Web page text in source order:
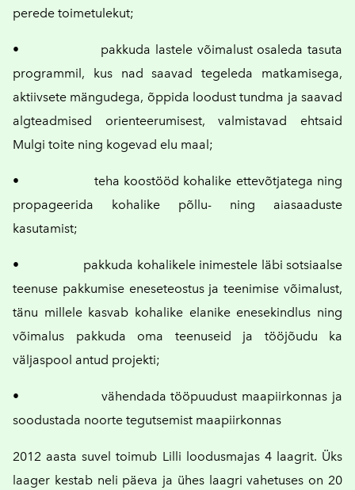
perede toimetulekut;
• pakkuda lastele võimalust osaleda tasuta
programmil, kus nad saavad tegeleda matkamisega,
aktiivsete mängudega, õppida loodust tundma ja saavad
algteadmised orienteerumisest, valmistavad ehtsaid
Mulgi toite ning kogevad elu maal;
• teha koostööd kohalike ettevõtjatega ning
propageerida kohalike põllu- ning aiasaaduste
kasutamist;
• pakkuda kohalikele inimestele läbi sotsiaalse
teenuse pakkumise eneseteostus ja teenimise võimalust,
tänu millele kasvab kohalike elanike enesekindlus ning
võimalus pakkuda oma teenuseid ja tööjõudu ka
väljaspool antud projekti;
• vähendada tööpuudust maapiirkonnas ja
soodustada noorte tegutsemist maapiirkonnas
2012 aasta suvel toimub Lilli loodusmajas 4 laagrit. Üks
laager kestab neli päeva ja ühes laagri vahetuses on 20